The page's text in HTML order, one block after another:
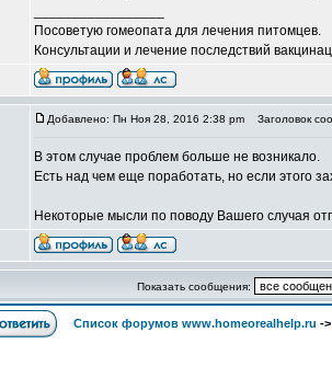
Посоветую гомеопата для лечения питомцев.
Консультации и лечение последствий
Добавлено: Пн Ноя 28, 2016 2:38 pm Заголовок
В этом случае проблем больше не возникало.
Есть над чем еще поработать, но если этого
Некоторые мысли по поводу Вашего случая
Показать сообщения:
Список форумов www.homeorealhelp.ru -